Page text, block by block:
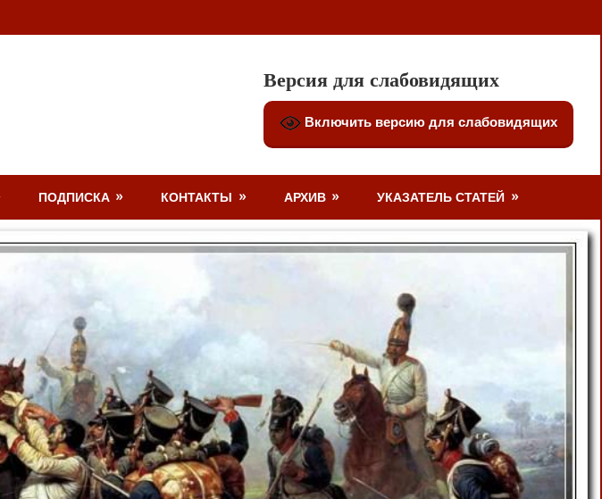
Версия для слабовидящих
Включить версию для слабовидящих
ПОДПИСКА КОНТАКТЫ АРХИВ УКАЗАТЕЛЬ СТАТЕЙ